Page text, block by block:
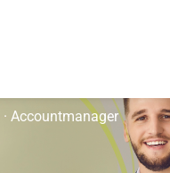
· Accountmanager